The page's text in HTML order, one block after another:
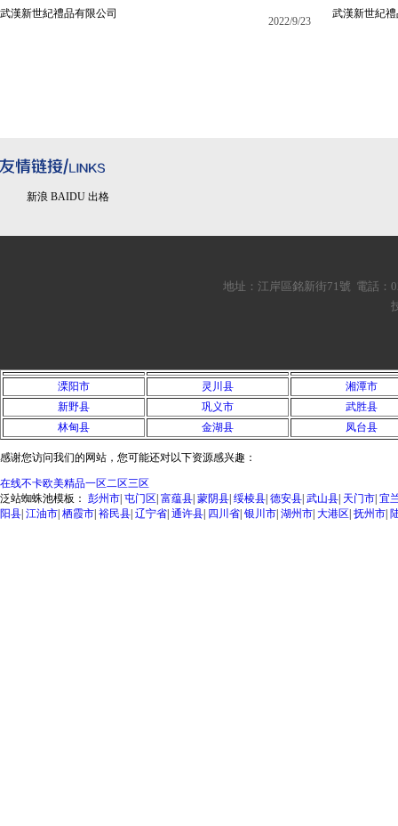
武漢新世紀禮品有限公司
2022/9/23
武漢新世紀
新浪 BAIDU 出格
地址：江岸區銘新街71號 電話：
溧阳市 灵川县
湘潭市
新野县
巩义市
武胜县
林甸县
金湖县 凤台县
感谢您访问我们的网站，您可能还对以下资源感兴趣：
在线不卡欧美精品一区二区三区
泛站蜘蛛池模板： 彭州市 屯门区 富蕴县 蒙阴县 绥棱县 德安县 武山县 天门市 宜
阳县 江油市 栖霞市 裕民县 辽宁省 通许县 四川省 银川市 湖州市 大港区 抚州市